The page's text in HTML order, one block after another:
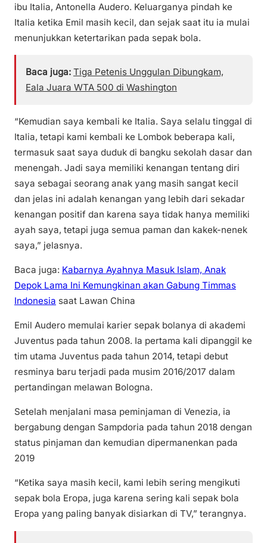
ibu Italia, Antonella Audero. Keluarganya pindah ke
Italia ketika Emil masih kecil, dan sejak saat itu ia mulai
menunjukkan ketertarikan pada sepak bola.
Baca juga: Tiga Petenis Unggulan Dibungkam,
Eala Juara WTA 500 di Washington
“Kemudian saya kembali ke Italia. Saya selalu tinggal di
Italia, tetapi kami kembali ke Lombok beberapa kali,
termasuk saat saya duduk di bangku sekolah dasar dan
menengah. Jadi saya memiliki kenangan tentang diri
saya sebagai seorang anak yang masih sangat kecil
dan jelas ini adalah kenangan yang lebih dari sekadar
kenangan positif dan karena saya tidak hanya memiliki
ayah saya, tetapi juga semua paman dan kakek-nenek
saya,” jelasnya.
Baca juga: Kabarnya Ayahnya Masuk Islam, Anak
Depok Lama Ini Kemungkinan akan Gabung Timmas
Indonesia saat Lawan China
Emil Audero memulai karier sepak bolanya di akademi
Juventus pada tahun 2008. Ia pertama kali dipanggil ke
tim utama Juventus pada tahun 2014, tetapi debut
resminya baru terjadi pada musim 2016/2017 dalam
pertandingan melawan Bologna.
Setelah menjalani masa peminjaman di Venezia, ia
bergabung dengan Sampdoria pada tahun 2018 dengan
status pinjaman dan kemudian dipermanenkan pada
2019
“Ketika saya masih kecil, kami lebih sering mengikuti
sepak bola Eropa, juga karena sering kali sepak bola
Eropa yang paling banyak disiarkan di TV,” terangnya.